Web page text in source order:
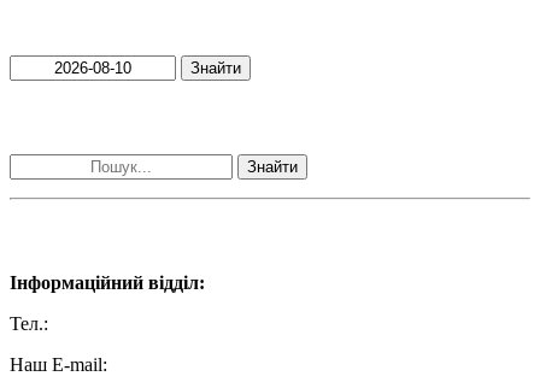
Знайти
Знайти
Інформаційний відділ:
Тел.:
Наш E-mail: